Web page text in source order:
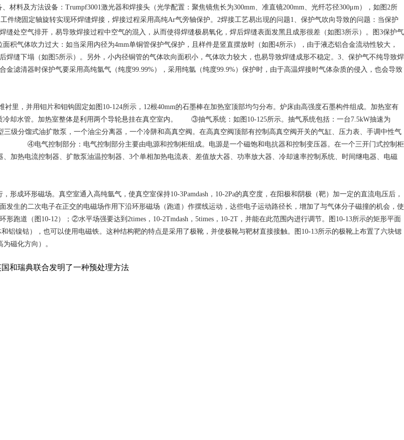
材料及方法设备：Trumpf3001激光器和焊接头（光学配置：聚焦镜焦长为300mm、准直镜200mm、光纤芯径300μm），如图2所
绕固定轴旋转实现环焊缝焊接，焊接过程采用高纯Ar气旁轴保护。2焊接工艺易出现的问题1、保护气吹向导致的问题：当保护
处空气排开，易导致焊接过程中空气的混入，从而使得焊缝极易氧化，焊后焊缝表面发黑且成形很差（如图3所示）。图3保护气
积气体吹力过大：如当采用内径为4mm单铜管保护气保护，且样件是竖直摆放时（如图4所示），由于液态铝合金流动性较大，
缝下塌（如图5所示）。另外，小内径铜管的气体吹向面积小，气体吹力较大，也易导致焊缝成形不稳定。3、保护气不纯导致焊
滤清器时保护气要采用高纯氩气（纯度99.99%），采用纯氩（纯度99.9%）保护时，由于高温焊接时气体杂质的侵入，也会导致
并用钼片和钼钩固定如图10-124所示，12根40mm的石墨棒在加热室顶部均匀分布。炉床由高强度石墨构件组成。加热室有
冷却水管。加热室整体是利用两个导轮悬挂在真空室内。 ③抽气系统：如图10-125所示。抽气系统包括：一台7.5kW抽速为
三级分馏式油扩散泵，一个油尘分离器，一个冷阱和高真空阀。在高真空阀顶部有控制高真空阀开关的气缸、压力表、手调中性气
电气控制部分：电气控制部分主要由电源和控制柜组成。电源是一个磁饱和电抗器和控制变压器。在一个三开门式控制柜
加热电流控制器、扩散泵油温控制器、3个单相加热电流表、差值放大器、功率放大器、冷却速率控制系统、时间继电器、电磁
成环形磁场。真空室通入高纯氩气，使真空室保持10-3Pamdash，10-2Pa的真空度，在阳极和阴极（靶）加一定的直流电压后，
生的二次电子在正交的电磁场作用下沿环形磁场（跑道）作摆线运动，达些电子运动路径长，增加了与气体分子磁撞的机会，使
跑道（图10-12）；②水平场强要达到2times，10-2Tmdash，5times，10-2T，并能在此范围内进行调节。图10-13所示的矩形平面
铝镍钴），也可以使用电磁铁。这种结构靶的特点是采用了极靴，并使极靴与靶材直接接触。图10-13所示的极靴上布置了六块锶
磁化方向）。
国和瑞典联合发明了一种预处理方法